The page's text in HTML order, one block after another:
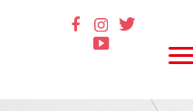
Facebook
InstaTwitter
Youtube